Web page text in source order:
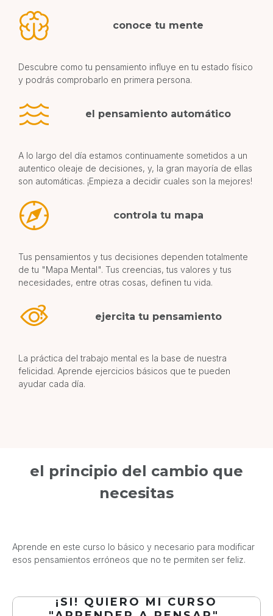
conoce tu mente
Descubre como tu pensamiento influye en tu estado físico
y podrás comprobarlo en primera persona.
el pensamiento automático
A lo largo del día estamos continuamente sometidos a un
autentico oleaje de decisiones, y, la gran mayoría de ellas
son automáticas. ¡Empieza a decidir cuales son la mejores!
controla tu mapa
Tus pensamientos y tus decisiones dependen totalmente
de tu "Mapa Mental". Tus creencias, tus valores y tus
necesidades, entre otras cosas, definen tu vida.
ejercita tu pensamiento
La práctica del trabajo mental es la base de nuestra
felicidad. Aprende ejercicios básicos que te pueden
ayudar cada día.
el principio del cambio que
necesitas
Aprende en este curso lo básico y necesario para modificar
esos pensamientos erróneos que no te permiten ser feliz.
¡SI! QUIERO MI CURSO